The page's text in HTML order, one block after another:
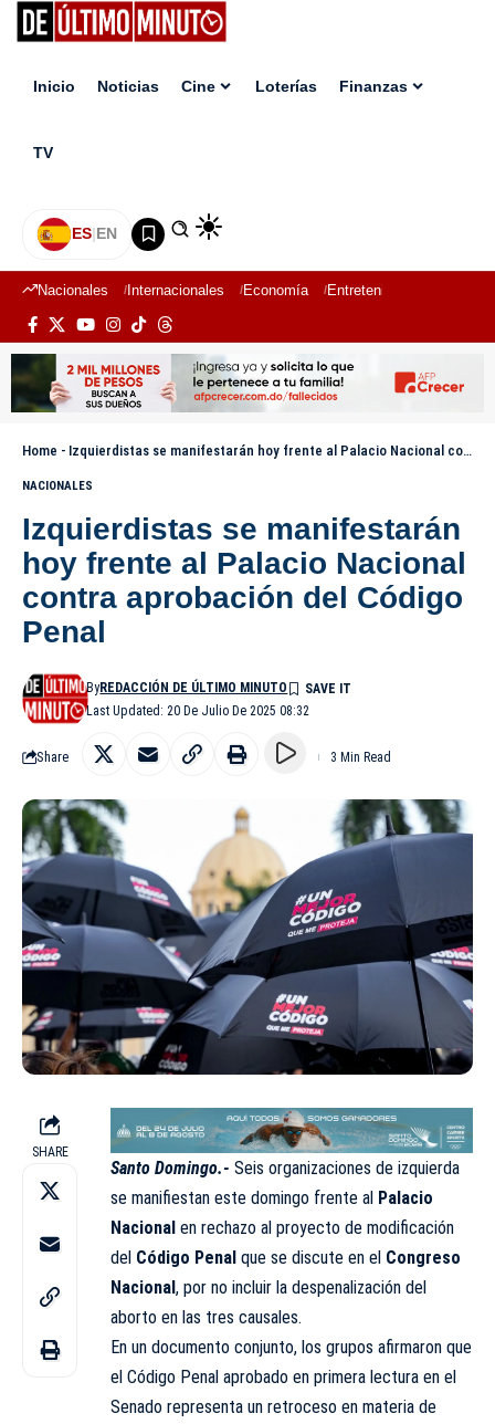
Inicio Noticias Cine Loterías Finanzas
TV
ES|EN
Nacionales Internacionales Economía Entretenimiento
Home - Izquierdistas se manifestarán hoy frente al Palacio Nacional contra aprobación del Código Penal
NACIONALES
Izquierdistas se manifestarán
hoy frente al Palacio Nacional
contra aprobación del Código
Penal
Last Updated: 20 De Julio De 2025 08:32
ByREDACCIÓN DE ÚLTIMO MINUTO
Share 3 Min Read
SHARE
Santo Domingo.- Seis organizaciones de izquierda
se manifiestan este domingo frente al Palacio
Nacional en rechazo al proyecto de modificación
del Código Penal que se discute en el Congreso
Nacional, por no incluir la despenalización del
aborto en las tres causales.
En un documento conjunto, los grupos afirmaron que
el Código Penal aprobado en primera lectura en el
Senado representa un retroceso en materia de